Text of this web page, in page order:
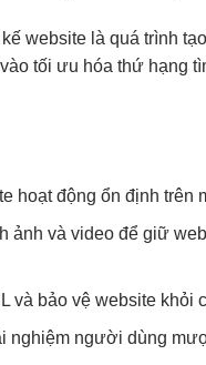
website là quá trình
tối ưu hóa thứ hạng
hoạt động ổn định trên
ảnh và video để giữ
và bảo vệ website khỏi
nghiệm người dùng